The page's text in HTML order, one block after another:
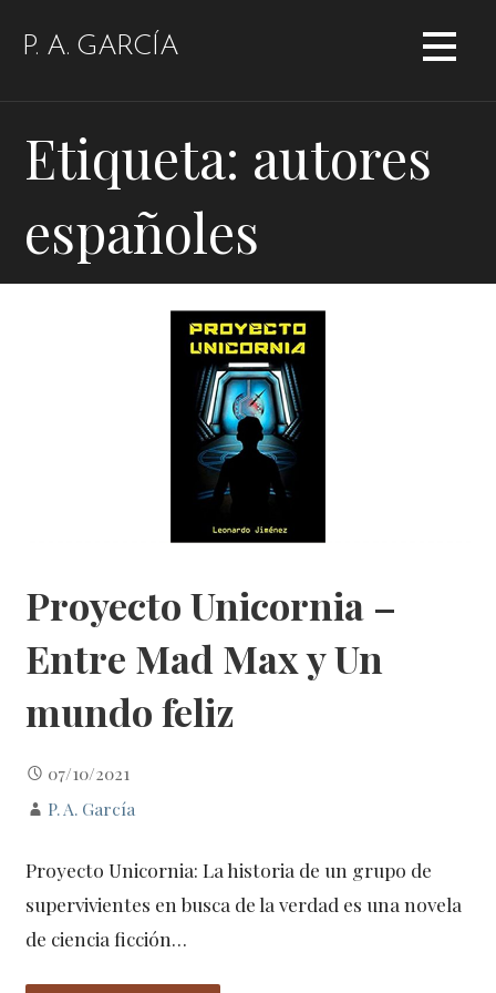
P. A. GARCÍA
Etiqueta: autores
españoles
Proyecto Unicornia –
Entre Mad Max y Un
mundo feliz
07/10/2021
P. A. García
Proyecto Unicornia: La historia de un grupo de
supervivientes en busca de la verdad es una novela
de ciencia ficción…